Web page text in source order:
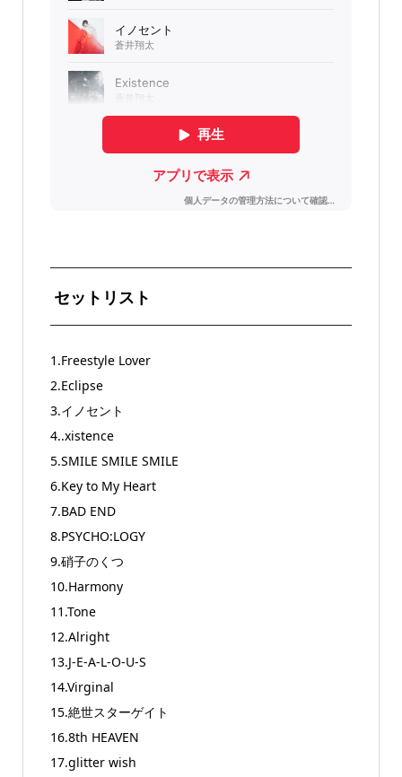
セットリスト
1.Freestyle Lover
2.Eclipse
3.イノセント
4..xistence
5.SMILE SMILE SMILE
6.Key to My Heart
7.BAD END
8.PSYCHO:LOGY
9.硝子のくつ
10.Harmony
11.Tone
12.Alright
13.J-E-A-L-O-U-S
14.Virginal
15.絶世スターゲイト
16.8th HEAVEN
17.glitter wish